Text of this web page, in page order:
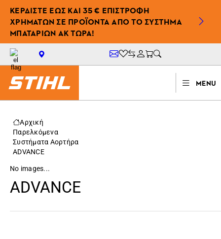
ΚΕΡΔΙΣΤΕ ΕΩΣ ΚΑΙ 35 € ΕΠΙΣΤΡΟΦΗ
ΧΡΗΜΑΤΩΝ ΣΕ ΠΡΟΪΟΝΤΑ ΑΠΟ ΤΟ ΣΥΣΤΗΜΑ
ΜΠΑΤΑΡΙΩΝ AK ΤΩΡΑ!
MENU
Αρχική
Παρελκόμενα
Συστήματα Αορτήρα
ADVANCE
No images...
ADVANCE